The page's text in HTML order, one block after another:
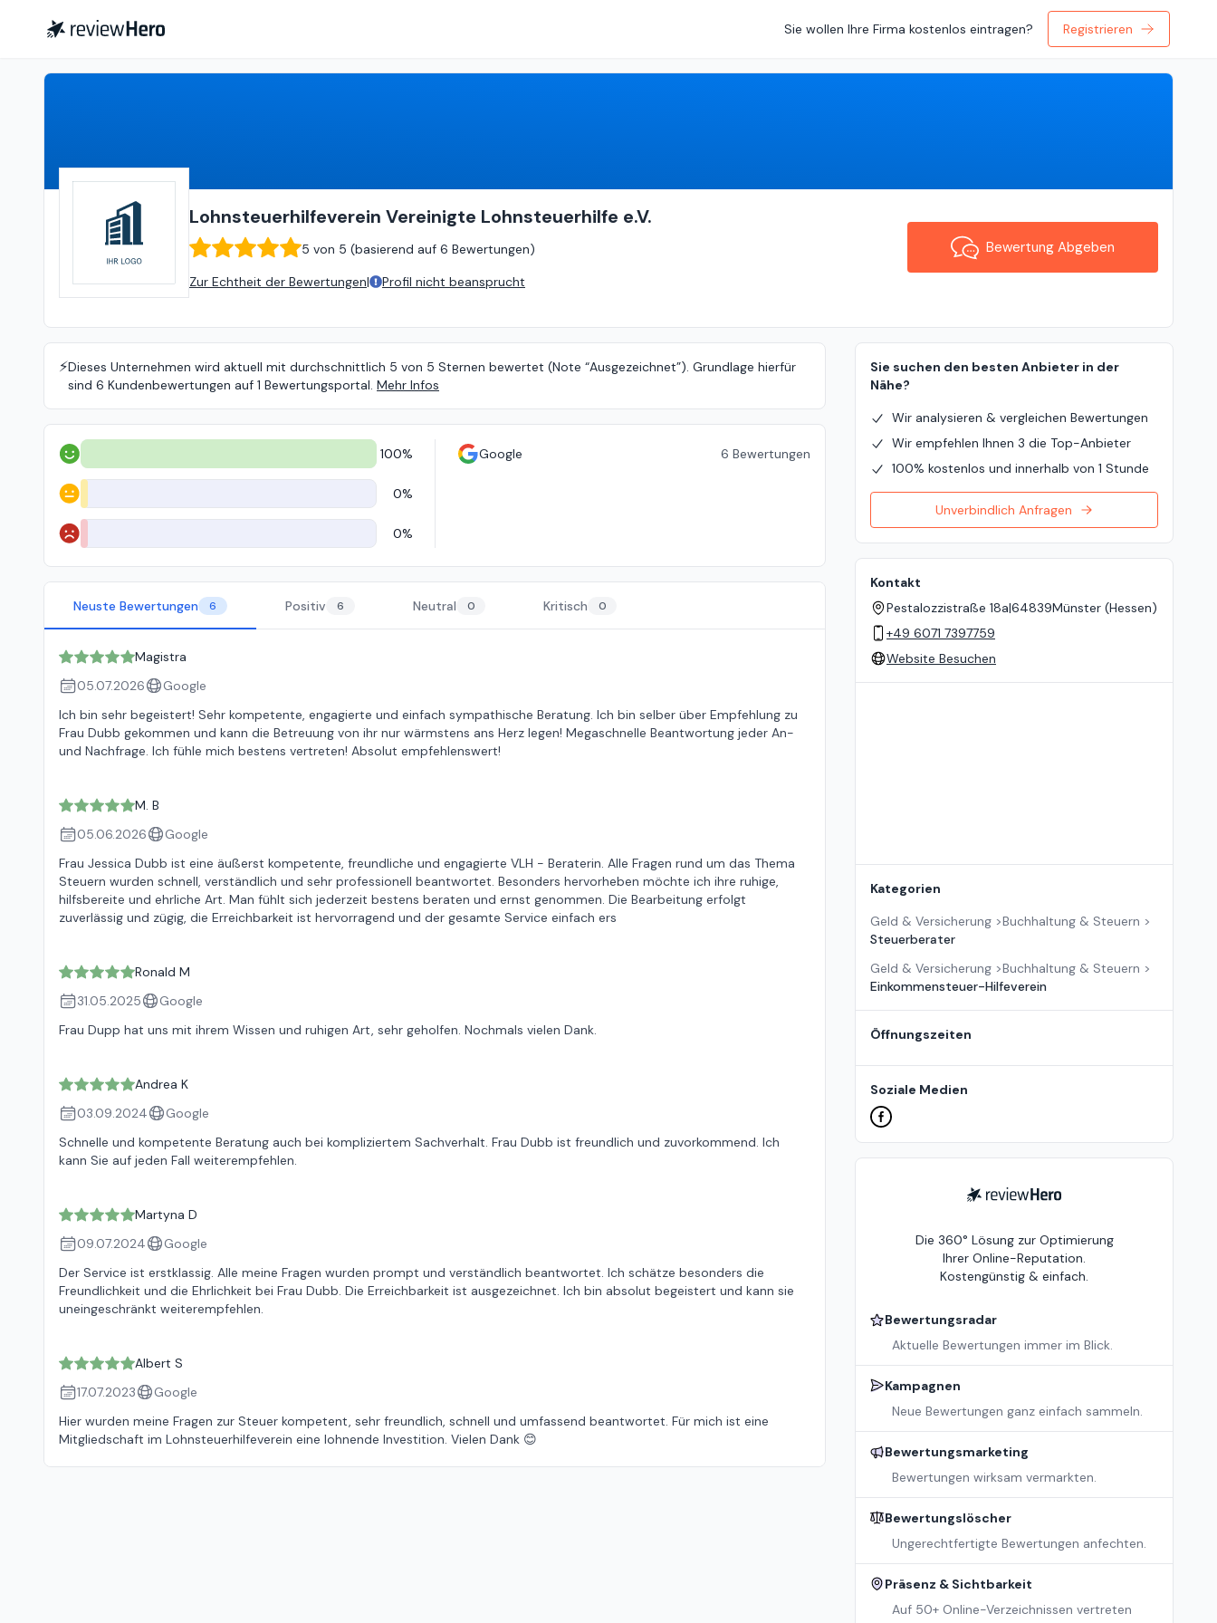
Sie wollen Ihre Firma kostenlos eintragen? Registrieren
Lohnsteuerhilfeverein Vereinigte Lohnsteuerhilfe e.V.
5 von 5 (basierend auf 6 Bewertungen)
Zur Echtheit der Bewertungen| Profil nicht beansprucht
Bewertung Abgeben
⚡️Dieses Unternehmen wird aktuell mit durchschnittlich 5 von 5 Sternen bewertet (Note “Ausgezeichnet”). Grundlage hierfür
sind 6 Kundenbewertungen auf 1 Bewertungsportal. Mehr Infos
Positiv 100%
Neutral 0%
Negativ 0%
Google 6 Bewertungen
Neuste Bewertungen 6 Positiv 6 Neutral 0 Kritisch 0
Magistra
05.07.2026
Google
Ich bin sehr begeistert! Sehr kompetente, engagierte und einfach sympathische Beratung. Ich bin selber über Empfehlung zu
Frau Dubb gekommen und kann die Betreuung von ihr nur wärmstens ans Herz legen! Megaschnelle Beantwortung jeder An-
und Nachfrage. Ich fühle mich bestens vertreten! Absolut empfehlenswert!
M. B
05.06.2026
Google
Frau Jessica Dubb ist eine äußerst kompetente, freundliche und engagierte VLH - Beraterin. Alle Fragen rund um das Thema
Steuern wurden schnell, verständlich und sehr professionell beantwortet. Besonders hervorheben möchte ich ihre ruhige,
hilfsbereite und ehrliche Art. Man fühlt sich jederzeit bestens beraten und ernst genommen. Die Bearbeitung erfolgt
zuverlässig und zügig, die Erreichbarkeit ist hervorragend und der gesamte Service einfach ers
Ronald M
31.05.2025
Google
Frau Dupp hat uns mit ihrem Wissen und ruhigen Art, sehr geholfen. Nochmals vielen Dank.
Andrea K
03.09.2024
Google
Schnelle und kompetente Beratung auch bei kompliziertem Sachverhalt. Frau Dubb ist freundlich und zuvorkommend. Ich
kann Sie auf jeden Fall weiterempfehlen.
Martyna D
09.07.2024
Google
Der Service ist erstklassig. Alle meine Fragen wurden prompt und verständlich beantwortet. Ich schätze besonders die
Freundlichkeit und die Ehrlichkeit bei Frau Dubb. Die Erreichbarkeit ist ausgezeichnet. Ich bin absolut begeistert und kann sie
uneingeschränkt weiterempfehlen.
Albert S
17.07.2023
Google
Hier wurden meine Fragen zur Steuer kompetent, sehr freundlich, schnell und umfassend beantwortet. Für mich ist eine
Mitgliedschaft im Lohnsteuerhilfeverein eine lohnende Investition. Vielen Dank 😊
Sie suchen den besten Anbieter in der
Nähe?
Wir analysieren & vergleichen Bewertungen
Wir empfehlen Ihnen 3 die Top-Anbieter
100% kostenlos und innerhalb von 1 Stunde
Unverbindlich Anfragen
Kontakt
Pestalozzistraße 18a|64839Münster (Hessen)
+49 6071 7397759
Website Besuchen
Kategorien
Geld & Versicherung >Buchhaltung & Steuern >
Steuerberater
Geld & Versicherung >Buchhaltung & Steuern >
Einkommensteuer-Hilfeverein
Öffnungszeiten
Soziale Medien
ReviewHero
Die 360° Lösung zur Optimierung
Ihrer Online-Reputation.
Kostengünstig & einfach.
Bewertungsradar
Aktuelle Bewertungen immer im Blick.
Kampagnen
Neue Bewertungen ganz einfach sammeln.
Bewertungsmarketing
Bewertungen wirksam vermarkten.
Bewertungslöscher
Ungerechtfertigte Bewertungen anfechten.
Präsenz & Sichtbarkeit
Auf 50+ Online-Verzeichnissen vertreten